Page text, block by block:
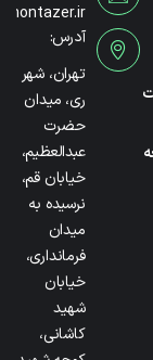
آدرس:
تهران، شهر
ری، میدان
حضرت
عبدالعظیم،
خیابان قم،
نرسیده به
میدان
فرمانداری،
خیابان
شهید
کاشانی،